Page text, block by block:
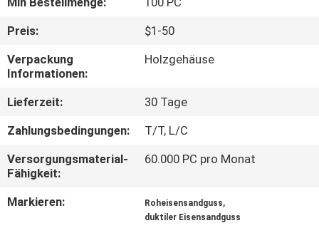
QUALITÄTSKONTROLLE
KONTAKT
UNS
NEUIGKEITEN
BITTE UM
Preis:
$1-50
Verpackung
Informationen:
Holzgehäuse
Lieferzeit:
30 Tage
Zahlungsbedingungen:
T/T, L/C
Versorgungsmaterial-
Fähigkeit:
60.000 PC pro Monat
Markieren: Roheisensandguss,
duktiler Eisensandguss